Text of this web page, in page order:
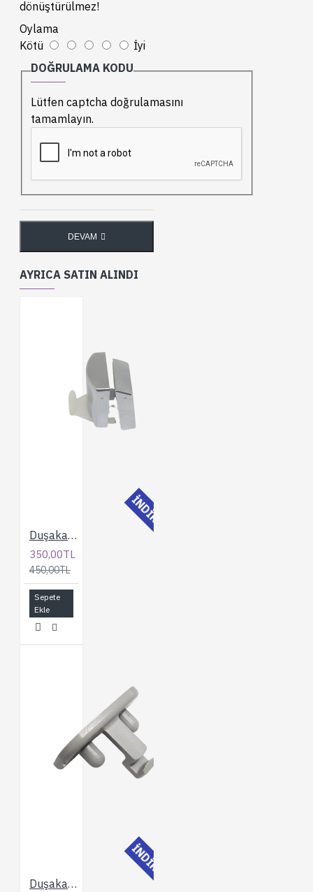
dönüştürülmez!
Oylama
Kötü
İyi
DOĞRULAMA KODU
Lütfen captcha doğrulamasını
tamamlayın.
DEVAM
AYRICA SATIN ALINDI
İNDİRİMLİ
Duşakabin Tırnak Seti
350,00TL
450,00TL
Sepete
Ekle
İNDİRİMLİ
Duşakabin Tırnak